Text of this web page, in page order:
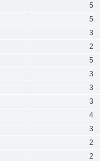
5
5
3
2
5
3
3
3
4
3
2
2